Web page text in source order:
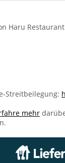
Haru Restaurant
Streitbeilegung:
mehr